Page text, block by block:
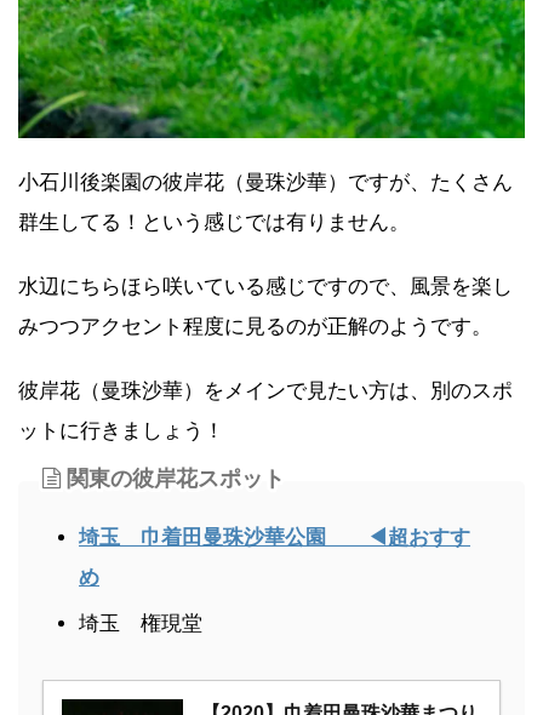
小石川後楽園の彼岸花（曼珠沙華）ですが、たくさん
群生してる！という感じでは有りません。
水辺にちらほら咲いている感じですので、風景を楽し
みつつアクセント程度に見るのが正解のようです。
彼岸花（曼珠沙華）をメインで見たい方は、別のスポ
ットに行きましょう！
関東の彼岸花スポット
埼玉 巾着田曼珠沙華公園 ◀超おすす
め
埼玉 権現堂